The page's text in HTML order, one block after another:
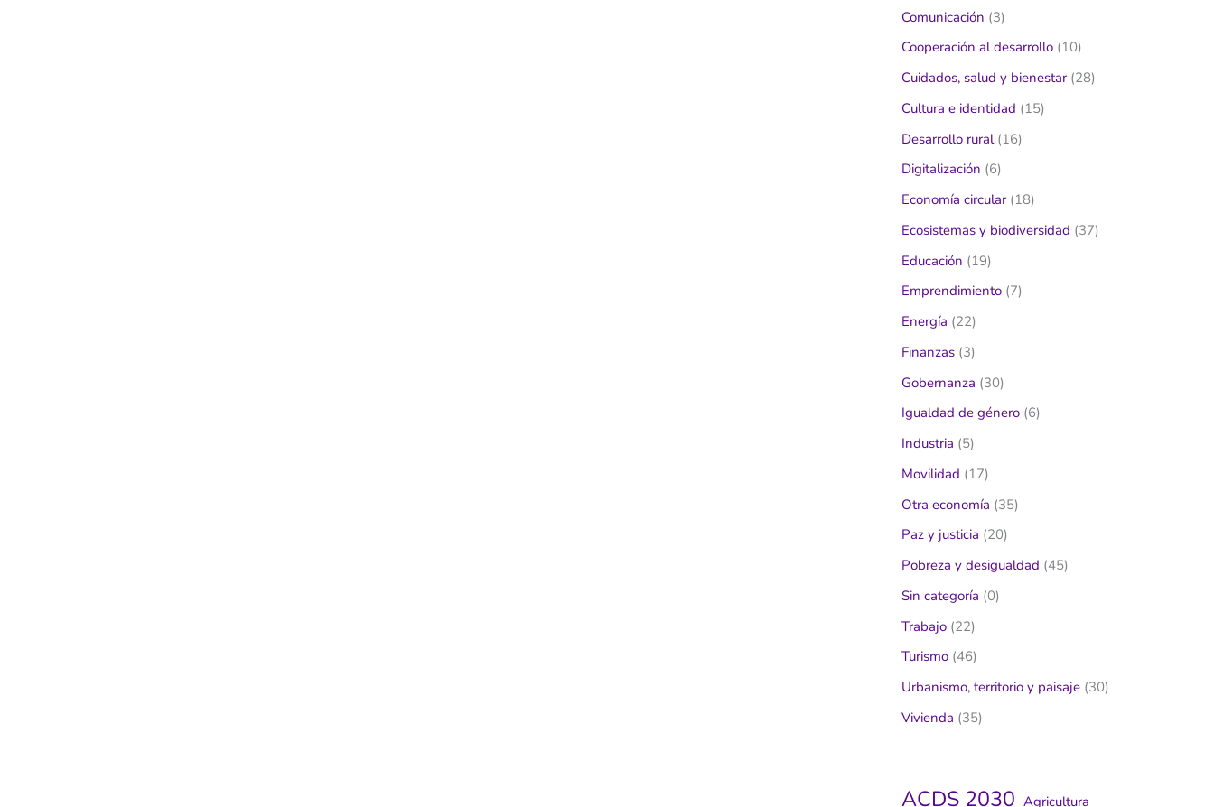
Comunicación (3)
Cooperación al desarrollo (10)
Cuidados, salud y bienestar(28)
Cultura e identidad (15)
Desarrollo rural(16)
Digitalización (6)
Economía circular(18)
Ecosistemas y biodiversidad (37)
Educación (19)
Emprendimiento (7)
Energía (22)
Finanzas (3)
Gobernanza (30)
Igualdad de género (6)
Industria (5)
Movilidad (17)
Otra economía (35)
Paz y justicia (20)
Pobreza y desigualdad (45)
Sin categoría (0)
Trabajo (22)
Turismo (46)
Urbanismo, territorio y paisaje (30)
Vivienda (35)
ACDS 2030 Agricultura